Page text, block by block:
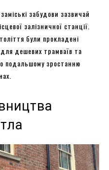
забудови зазвичай
залізничної станції.
були прокладені
дешевих трамваїв та
подальшому зростанню